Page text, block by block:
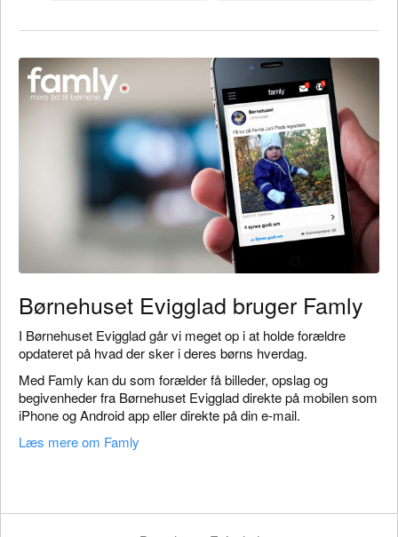
Børnehuset Evigglad bruger Famly
I Børnehuset Evigglad går vi meget op i at holde forældre
opdateret på hvad der sker i deres børns hverdag.
Med Famly kan du som forælder få billeder, opslag og
begivenheder fra Børnehuset Evigglad direkte på mobilen som
iPhone og Android app eller direkte på din e-mail.
Læs mere om Famly